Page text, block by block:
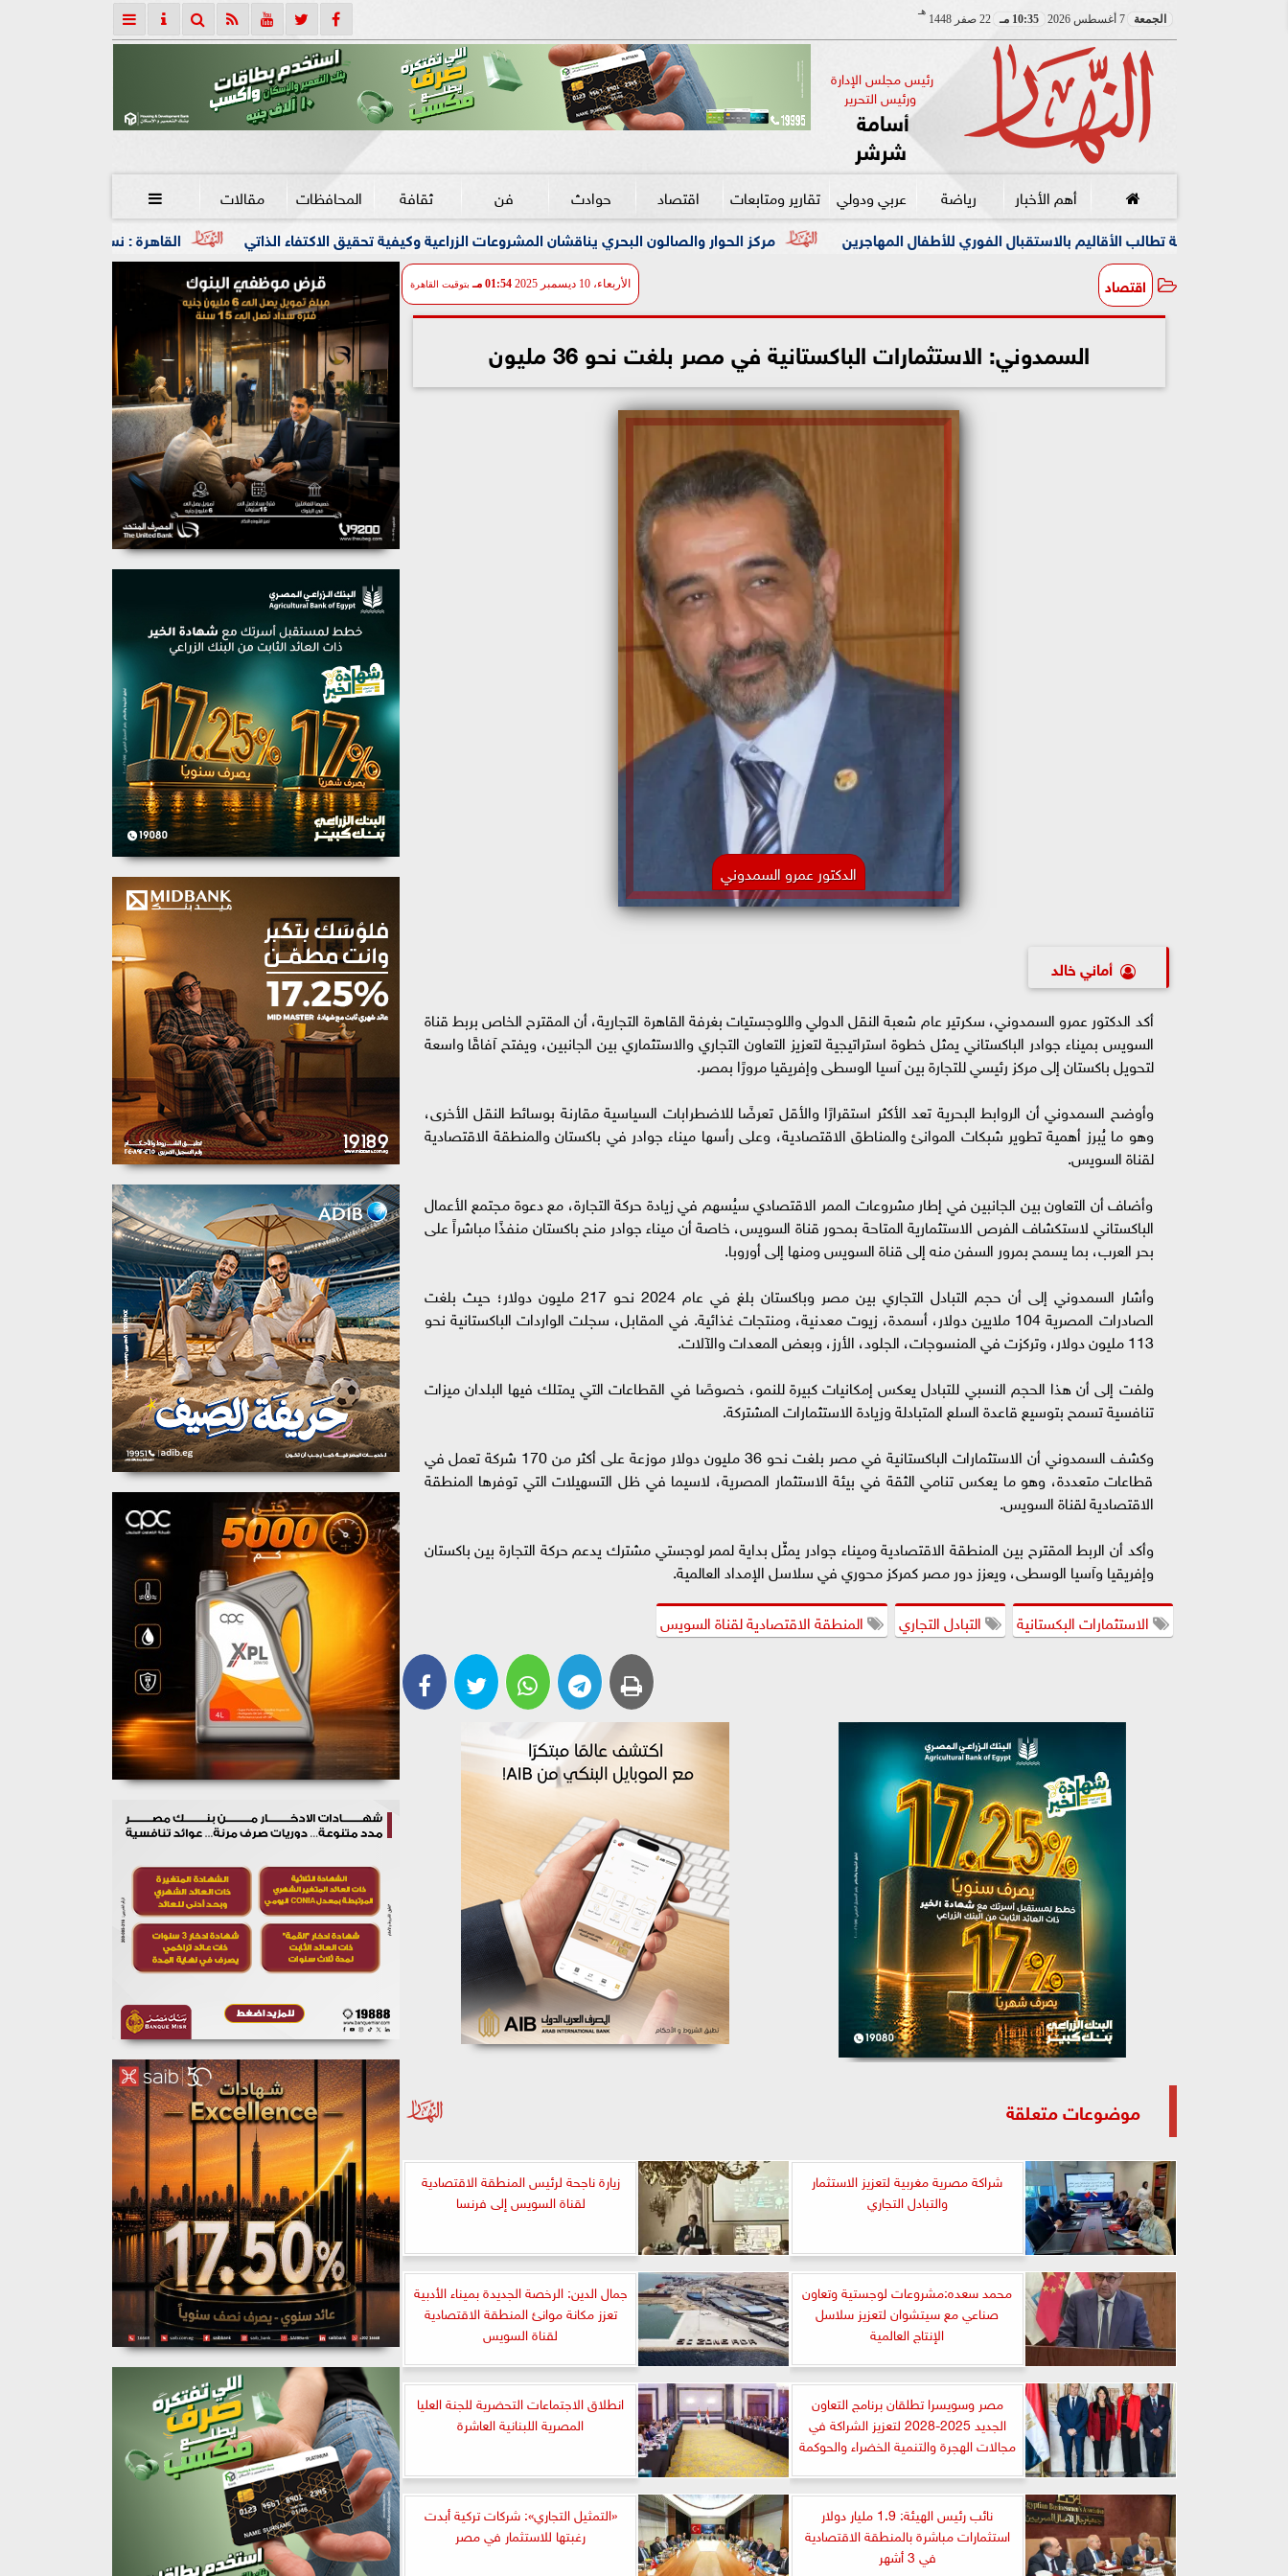
الجمعة 7 أغسطس 2026 10:35 مـ 22 صفر 1448
هـ
رئيس مجلس الإدارة
ورئيس التحرير
أسامة
شرشر
أهم الأخبار رياضة عربي ودولي تقارير ومتابعات اقتصاد حوادث فن ثقافة المحافظات مقالات 
القاهرة : نسعى لشراكة اقتصادية أكثر عمقا مع روسيا مركز الحوار والصالون البحري يناقشان المشروعات الزراعية وكيفية تحقيق الاكتفاء الذاتي الأقاليم بالاستقبال الفوري للأطفال المهاجرين
اقتصاد الأربعاء، 10 ديسمبر 2025 01:54 مـ بتوقيت القاهرة
السمدوني: الاستثمارات الباكستانية في مصر بلغت نحو 36 مليون
الدكتور عمرو السمدوني
أماني خالد
أكد الدكتور عمرو السمدوني، سكرتير عام شعبة النقل الدولي واللوجستيات بغرفة القاهرة التجارية، أن المقترح الخاص بربط قناة
السويس بميناء جوادر الباكستاني يمثل خطوة استراتيجية لتعزيز التعاون التجاري والاستثماري بين الجانبين، ويفتح آفاقًا واسعة
لتحويل باكستان إلى مركز رئيسي للتجارة بين آسيا الوسطى وإفريقيا مرورًا بمصر.
وأوضح السمدوني أن الروابط البحرية تعد الأكثر استقرارًا والأقل تعرضًا للاضطرابات السياسية مقارنة بوسائط النقل الأخرى،
وهو ما يُبرز أهمية تطوير شبكات الموانئ والمناطق الاقتصادية، وعلى رأسها ميناء جوادر في باكستان والمنطقة الاقتصادية
لقناة السويس.
وأضاف أن التعاون بين الجانبين في إطار مشروعات الممر الاقتصادي سيُسهم في زيادة حركة التجارة، مع دعوة مجتمع الأعمال
الباكستاني لاستكشاف الفرص الاستثمارية المتاحة بمحور قناة السويس، خاصة أن ميناء جوادر منح باكستان منفذًا مباشراً على
بحر العرب، بما يسمح بمرور السفن منه إلى قناة السويس ومنها إلى أوروبا.
وأشار السمدوني إلى أن حجم التبادل التجاري بين مصر وباكستان بلغ في عام 2024 نحو 217 مليون دولار؛ حيث بلغت
الصادرات المصرية 104 ملايين دولار، أسمدة، زيوت معدنية، ومنتجات غذائية. في المقابل، سجلت الواردات الباكستانية نحو
113 مليون دولار، وتركزت في المنسوجات، الجلود، الأرز، وبعض المعدات والآلات.
ولفت إلى أن هذا الحجم النسبي للتبادل يعكس إمكانيات كبيرة للنمو، خصوصًا في القطاعات التي يمتلك فيها البلدان ميزات
تنافسية تسمح بتوسيع قاعدة السلع المتبادلة وزيادة الاستثمارات المشتركة.
وكشف السمدوني أن الاستثمارات الباكستانية في مصر بلغت نحو 36 مليون دولار موزعة على أكثر من 170 شركة تعمل في
قطاعات متعددة، وهو ما يعكس تنامي الثقة في بيئة الاستثمار المصرية، لاسيما في ظل التسهيلات التي توفرها المنطقة
الاقتصادية لقناة السويس.
وأكد أن الربط المقترح بين المنطقة الاقتصادية وميناء جوادر يمثّل بداية لممر لوجستي مشترك يدعم حركة التجارة بين باكستان
وإفريقيا وآسيا الوسطى، ويعزز دور مصر كمركز محوري في سلاسل الإمداد العالمية.
الاستثمارات البكستانية
التبادل التجاري المنطقة الاقتصادية لقناة السويس
موضوعات متعلقة
شراكة مصرية مغربية لتعزيز الاستثمار
والتبادل التجاري
زيارة ناجحة لرئيس المنطقة الاقتصادية
لقناة السويس إلى فرنسا
محمد سعده:مشروعات لوجستية وتعاون
صناعي مع سيتشوان لتعزيز سلاسل
الإنتاج العالمية
جمال الدين: الرخصة الجديدة بميناء الأدبية
تعزز مكانة موانئ المنطقة الاقتصادية
لقناة السويس
مصر وسويسرا تطلقان برنامج التعاون
الجديد 2025-2028 لتعزيز الشراكة في
مجالات الهجرة والتنمية الخضراء والحوكمة
انطلاق الاجتماعات التحضرية للجنة العليا
المصرية اللبنانية العاشرة
نائب رئيس الهيئة: 1.9 مليار دولار
استثمارات مباشرة بالمنطقة الاقتصادية
في 3 أشهر
«التمثيل التجاري»: شركات تركية أبدت
رغبتها للاستثمار في مصر